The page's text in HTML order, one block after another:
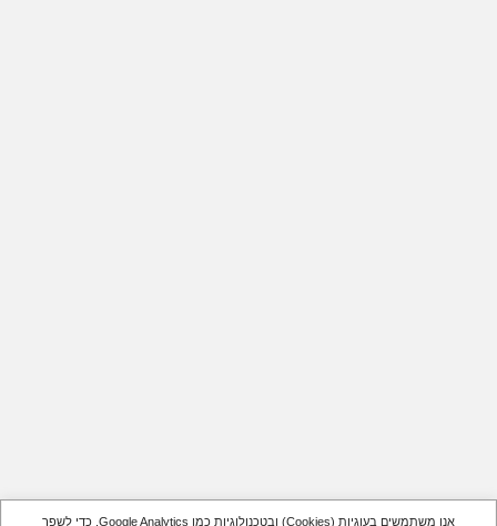
אנו משתמשים בעוגיות (Cookies) ובטכנולוגיות כמו Google Analytics, כדי לשפר